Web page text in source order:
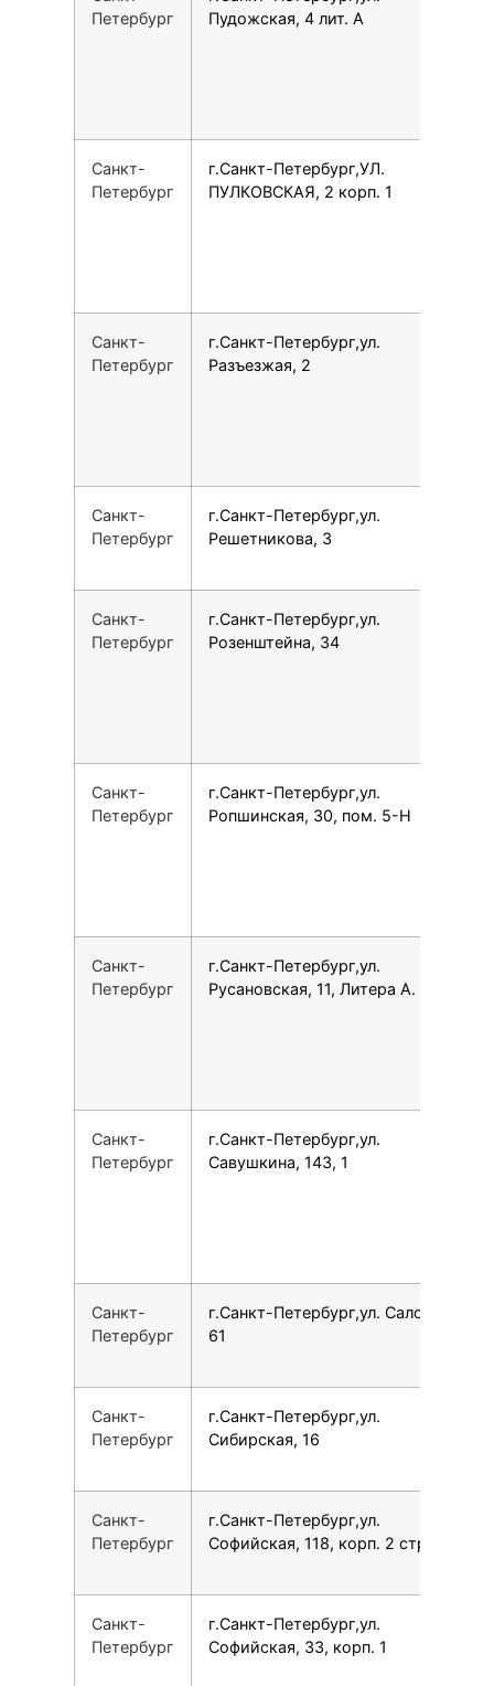
Петербург
Пудожская, 4 лит. А
Санкт-
Петербург
г.Санкт-Петербург,УЛ.
ПУЛКОВСКАЯ, 2 корп. 1
Санкт-
Петербург
г.Санкт-Петербург,ул.
Разъезжая, 2
Санкт-
Петербург
г.Санкт-Петербург,ул.
Решетникова, 3
Санкт-
Петербург
г.Санкт-Петербург,ул.
Розенштейна, 34
Санкт-
Петербург
г.Санкт-Петербург,ул.
Ропшинская, 30, пом. 5-Н
Санкт-
Петербург
г.Санкт-Петербург,ул.
Русановская, 11, Литера А.
Санкт-
Петербург
г.Санкт-Петербург,ул.
Савушкина, 143, 1
Санкт-
Петербург
г.Санкт-Петербург,ул. Салова,
61
Санкт-
Петербург
г.Санкт-Петербург,ул.
Сибирская, 16
Санкт-
Петербург
г.Санкт-Петербург,ул.
Софийская, 118, корп. 2 стр. 2
Санкт-
Петербург
г.Санкт-Петербург,ул.
Софийская, 33, корп. 1